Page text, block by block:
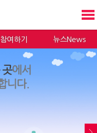
참여하기 뉴스News